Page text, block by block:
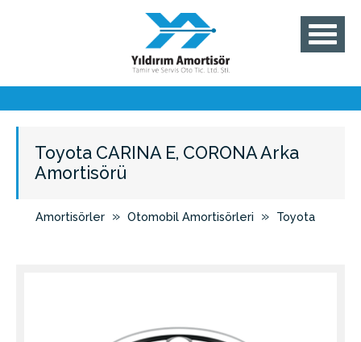
Toyota CARINA E, CORONA Arka
Amortisörü
Amortisörler » Otomobil Amortisörleri » Toyota